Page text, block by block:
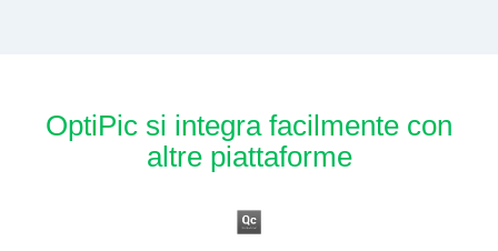
OptiPic si integra facilmente con
altre piattaforme